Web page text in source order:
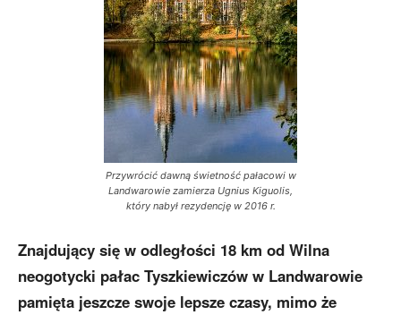
Przywrócić dawną świetność pałacowi w
Landwarowie zamierza Ugnius Kiguolis,
który nabył rezydencję w 2016 r.
Znajdujący się w odległości 18 km od Wilna
neogotycki pałac Tyszkiewiczów w Landwarowie
pamięta jeszcze swoje lepsze czasy, mimo że